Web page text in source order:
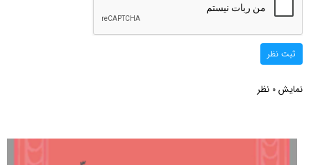
ثبت نظر
نمایش 0 نظر